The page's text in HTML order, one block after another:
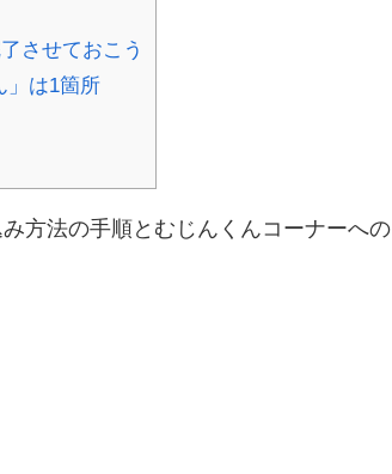
させておこう
」は1箇所
方法の手順とむじんくんコーナーへの